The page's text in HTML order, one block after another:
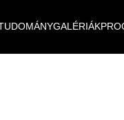
GALÉRIÁK